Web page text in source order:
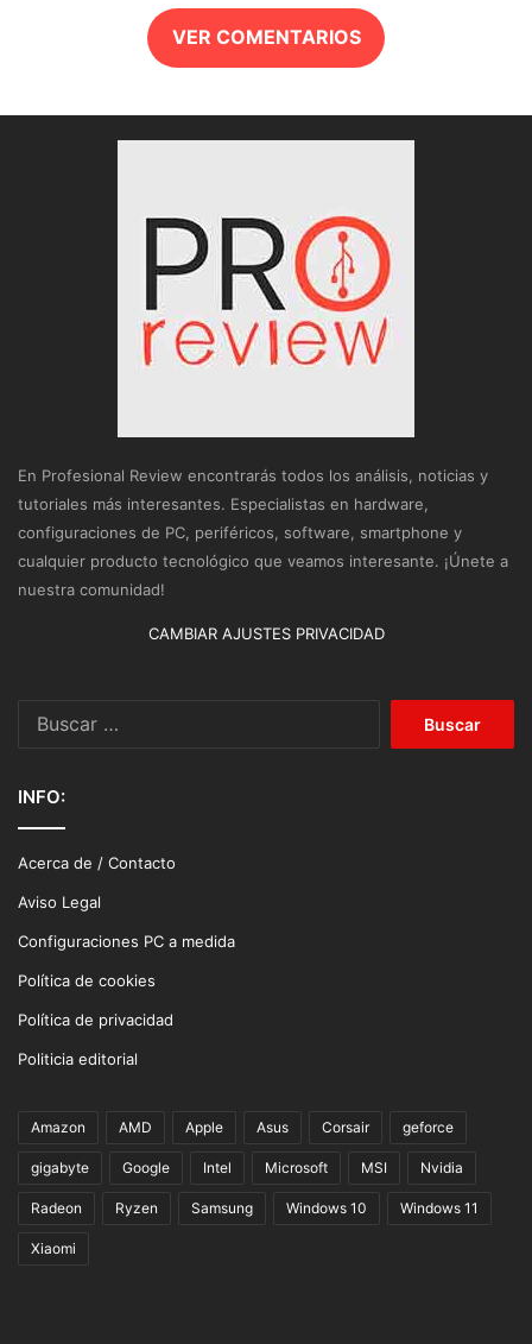
VER COMENTARIOS
En Profesional Review encontrarás todos los análisis, noticias y
tutoriales más interesantes. Especialistas en hardware,
configuraciones de PC, periféricos, software, smartphone y
cualquier producto tecnológico que veamos interesante. ¡Únete a
nuestra comunidad!
CAMBIAR AJUSTES PRIVACIDAD
INFO:
Acerca de / Contacto
Aviso Legal
Configuraciones PC a medida
Política de cookies
Política de privacidad
Politicia editorial
Amazon AMD Apple Asus Corsair geforce
gigabyte Google Intel Microsoft MSI Nvidia
Radeon Ryzen Samsung Windows 10 Windows 11
Xiaomi